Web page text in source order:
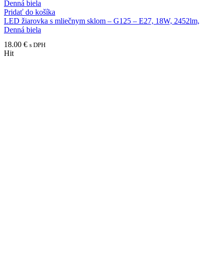
Pridať do košíka
LED žiarovka s mliečnym sklom – G125 – E27, 18W, 2452lm,
Denná biela
18.00 € s DPH
Hit